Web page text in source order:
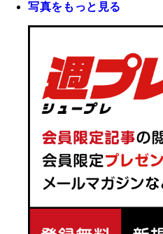
写真をもっと見る